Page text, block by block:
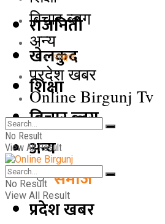
राजनिती
खेलकुद
शिक्षा
बिचार ब्लग
अन्य
समाज
प्रदेश खबर
बिचार ब्लग
अन्य
समाज
प्रदेश खबर
Online Birgunj Tv
No Result
View All Result
No Result
View All Result